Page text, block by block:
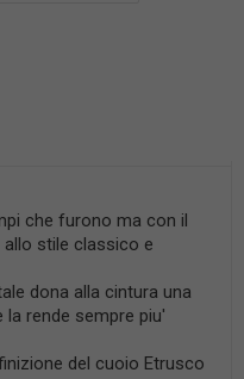
che furono ma con il
stile classico e
dona alla cintura una
rende sempre piu'
del cuoio Etrusco